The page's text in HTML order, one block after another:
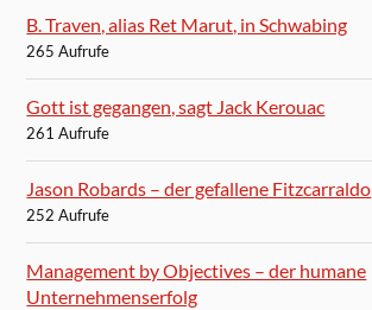
B. Traven, alias Ret Marut, in Schwabing
265 Aufrufe
Gott ist gegangen, sagt Jack Kerouac
261 Aufrufe
Jason Robards – der gefallene Fitzcarraldo
252 Aufrufe
Management by Objectives – der humane
Unternehmenserfolg